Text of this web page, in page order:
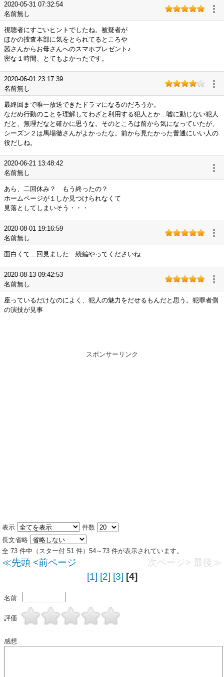
2020-05-31 07:32:54
名前無し
視聴者にすごいヒントでしたね。被疑者が
ほかの捜査本部に気をとられてるところや
茜さんからお母さんへのスマホプレゼント♪
密な１時間、とてもよかったです。
2020-06-01 23:17:39
名前無し
最終回まで唯一放送できたドラマになるのだろうか。
なだめ行動のことを理解してわざと利用する犯人とか…嘘に動じない犯人
だと、無理だなと確かに思うな。そのところは前から気になっていたが、
シーズン２は馬場徹さんがよかったな。前から見たかった普通にいい人の
役だしね。
2020-06-21 13:48:42
名前無し
あら、二回休み？ もう終ったの？
ホームページが１しか見つけられなくて
見落としてしまいそう・・・
2020-08-01 19:16:59
名前無し
面白くて二回見ました 続編やってくださいね
2020-08-13 09:42:53
名前無し
座っているだけなのによく、犯人の魅力をだせるもんだと思う。犯罪者側
の演技が見事
スポンサーリンク
表示
件数
長文省略
全 73 件中（スター付 51 件）54～73 件が表示されています。
≪先頭 <前ページ 次ページ> 最後≫
[1] [2] [3] [4]
名前
評価
感想